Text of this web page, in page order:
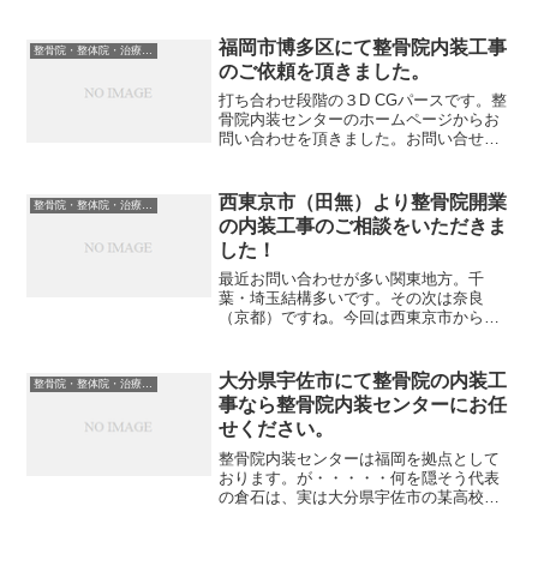
福岡市博多区にて整骨院内装工事
のご依頼を頂きました。
打ち合わせ段階の３D CGパースです。整
骨院内装センターのホームページからお
問い合わせを頂きました。お問い合せは
数は約１７．５坪 （約60㎡）に対して■
電気治療ベ...
整骨院・整体院・治療院内装工事について
西東京市（田無）より整骨院開業
の内装工事のご相談をいただきま
した！
最近お問い合わせが多い関東地方。千
葉・埼玉結構多いです。その次は奈良
（京都）ですね。今回は西東京市からの
で、お願い出来ませんか？との問い合わ
せ。もちろん大丈夫です(^^...
整骨院・整体院・治療院内装工事について
大分県宇佐市にて整骨院の内装工
事なら整骨院内装センターにお任
せください。
整骨院内装センターは福岡を拠点として
おります。が・・・・・何を隠そう代表
の倉石は、実は大分県宇佐市の某高校に